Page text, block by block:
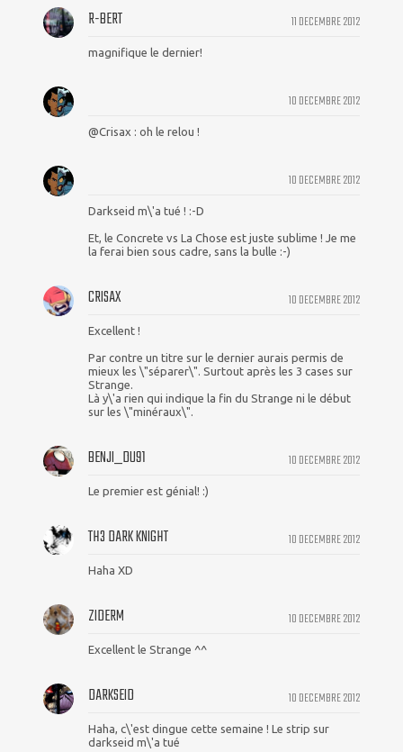
11 DECEMBRE 2012
R-BERT
magnifique le dernier!
10 DECEMBRE 2012
@Crisax : oh le relou !
10 DECEMBRE 2012
Darkseid m\'a tué ! :-D
Et, le Concrete vs La Chose est juste sublime ! Je me
la ferai bien sous cadre, sans la bulle :-)
10 DECEMBRE 2012
CRISAX
Excellent !
Par contre un titre sur le dernier aurais permis de
mieux les \"séparer\". Surtout après les 3 cases sur
Strange.
Là y\'a rien qui indique la fin du Strange ni le début
sur les \"minéraux\".
10 DECEMBRE 2012
BENJI_DU91
Le premier est génial! :)
10 DECEMBRE 2012
TH3 DARK KNIGHT
Haha XD
10 DECEMBRE 2012
ZIDERM
Excellent le Strange ^^
10 DECEMBRE 2012
DARKSEID
Haha, c\'est dingue cette semaine ! Le strip sur
darkseid m\'a tué